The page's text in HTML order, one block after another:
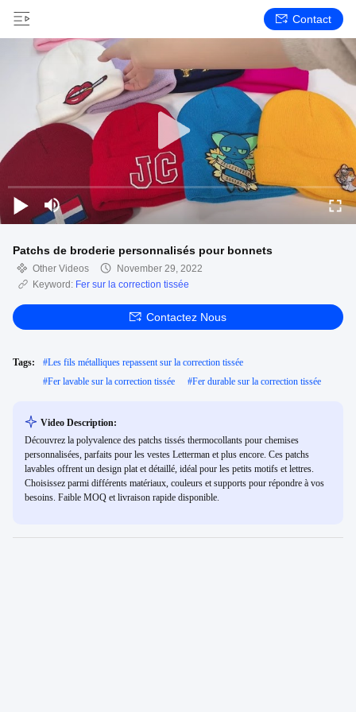
Contact
Patchs de broderie personnalisés pour bonnets
Other Videos
November 29, 2022
Keyword: Fer sur la correction tissée
Contactez Nous
Tags: #Les fils métalliques repassent sur la correction tissée
#Fer lavable sur la correction tissée #Fer durable sur la correction tissée
Video Description:
Découvrez la polyvalence des patchs tissés thermocollants pour chemises
personnalisées, parfaits pour les vestes Letterman et plus encore. Ces patchs
lavables offrent un design plat et détaillé, idéal pour les petits motifs et lettres.
Choisissez parmi différents matériaux, couleurs et supports pour répondre à vos
besoins. Faible MOQ et livraison rapide disponible.